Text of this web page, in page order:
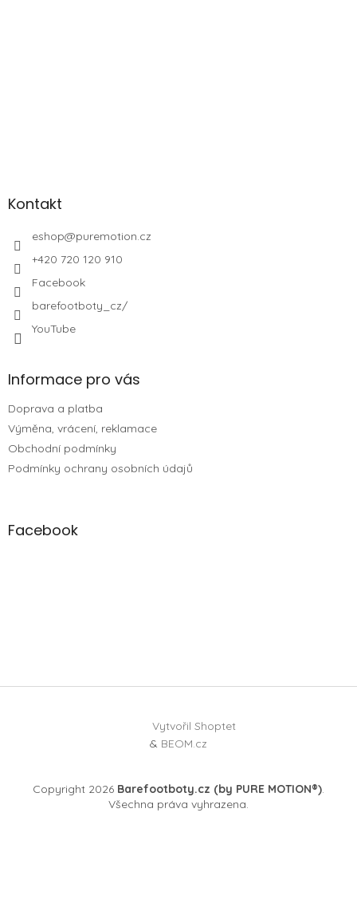
Kontakt
eshop@puremotion.cz
+420 720 120 910
Facebook
barefootboty_cz/
YouTube
Informace pro vás
Doprava a platba
Výměna, vrácení, reklamace
Obchodní podmínky
Podmínky ochrany osobních údajů
Facebook
Vytvořil Shoptet
& BEOM.cz
Copyright 2026 Barefootboty.cz (by PURE MOTION®).
Všechna práva vyhrazena.